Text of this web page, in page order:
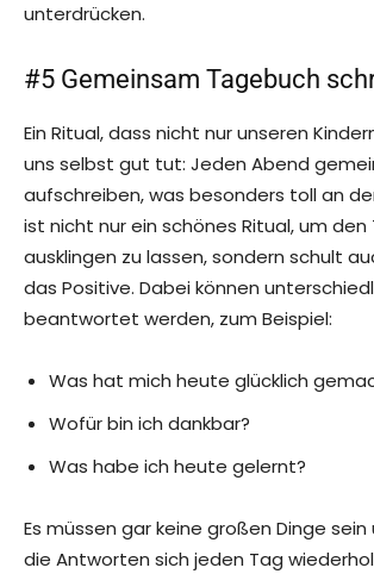
unterdrücken.
#5 Gemeinsam Tagebuch
Ein Ritual, dass nicht nur unseren
uns selbst gut tut: Jeden Abend
aufschreiben, was besonders toll an
ist nicht nur ein schönes Ritual, um den
ausklingen zu lassen, sondern schult
das Positive. Dabei können
beantwortet werden, zum Beispiel:
Was hat mich heute glücklich
Wofür bin ich dankbar?
Was habe ich heute gelernt?
Es müssen gar keine großen Dinge
die Antworten sich jeden Tag